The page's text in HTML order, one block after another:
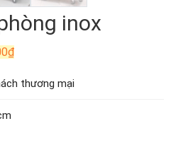
inox
₫Giá
hiện
là:thương mại